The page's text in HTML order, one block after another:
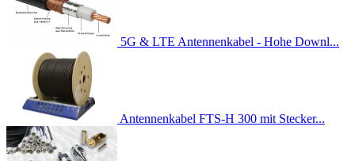
5G & LTE Antennenkabel - Hohe Downl...
Antennenkabel FTS-H 300 mit Stecker...